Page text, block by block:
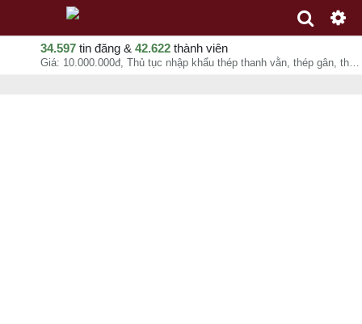
34.597 tin đăng & 42.622 thành viên
Giá: 10.000.000đ, Thủ tục nhập khẩu thép thanh vằn, thép gân, thép cốt bê tông, thép thanh tròn trơn từ Trung Quốc, Anh Nghĩa, chuyên mục Dịch vụ xuất nhập khẩu tại - - 06-08-2026 18:21:43